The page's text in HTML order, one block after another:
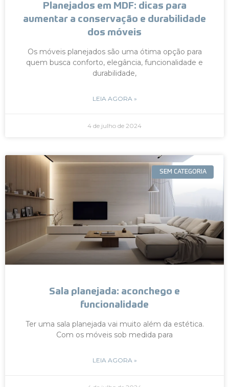
Planejados em MDF: dicas para
aumentar a conservação e durabilidade
dos móveis
Os móveis planejados são uma ótima opção para
quem busca conforto, elegância, funcionalidade e
durabilidade,
LEIA AGORA »
4 de julho de 2024
SEM CATEGORIA
Sala planejada: aconchego e
funcionalidade
Ter uma sala planejada vai muito além da estética.
Com os móveis sob medida para
LEIA AGORA »